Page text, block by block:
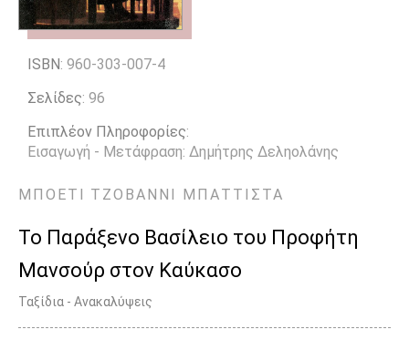
ISBN: 960-303-007-4
Σελίδες: 96
Επιπλέον Πληροφορίες:
Εισαγωγή - Μετάφραση: Δημήτρης Δεληολάνης
ΜΠΟΕΤΙ ΤΖΟΒΑΝΝΙ ΜΠΑΤΤΙΣΤΑ
Το Παράξενο Βασίλειο του Προφήτη
Μανσούρ στον Καύκασο
Ταξίδια - Ανακαλύψεις